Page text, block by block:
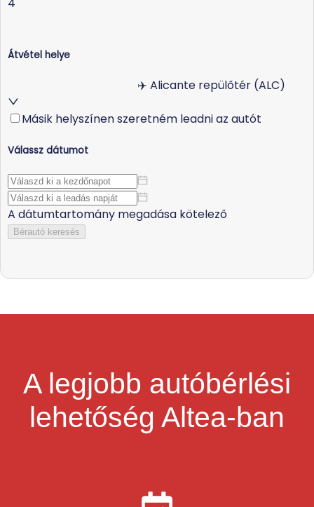
A legjobb autóbérlési
lehetőség Altea-ban